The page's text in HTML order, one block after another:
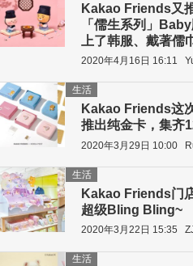
Kakao Friends又
「儒生系列」
上了韩服、戴著儒
2020年4月16日 16:11
Kakao Friends这
推出纯金卡，集齐
生活
2020年3月29日 10:00
Kakao Friends门
超级Bling Bling~
生活
2020年3月22日 15:35
生活